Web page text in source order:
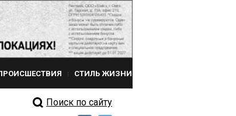
СТИЛЬ ЖИЗНИ
Поиск по сайту